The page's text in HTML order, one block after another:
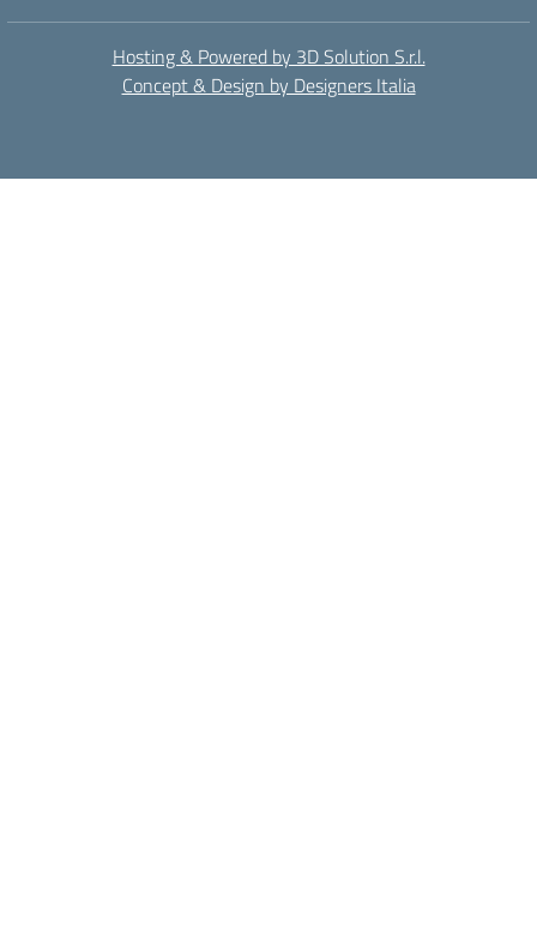
Hosting & Powered by 3D Solution S.r.l.
Concept & Design by Designers Italia